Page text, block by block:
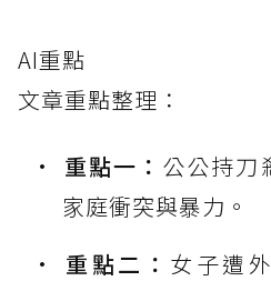
AI重點
文章重點整理：
重點一： 公公持刀
家庭衝突與暴力。
重點二： 女子遭